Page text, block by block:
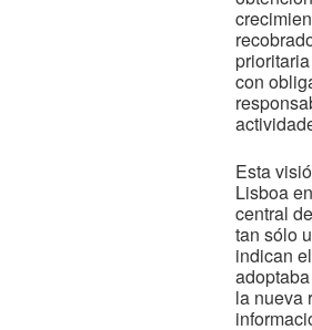
con
Esta
Lisboa
central
tan sólo
indican
la nueva